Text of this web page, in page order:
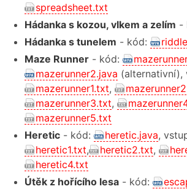
spreadsheet.txt
Hádanka s kozou, vlkem a zelím -
Hádanka s tunelem - kód:
Maze Runner - kód:
mazerunner2.java (alternativní),
mazerunner1.txt,
mazerunner3.txt,
mazerunner5.txt
Heretic - kód: heretic.java,
heretic1.txt, heretic2.txt,
heretic4.txt
Útěk z hořícího lesa - kód: